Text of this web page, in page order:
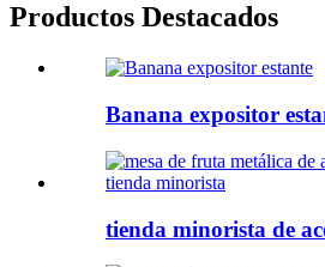
Productos Destacados
Banana expositor
tienda minorista de